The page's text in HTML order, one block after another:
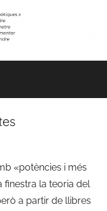
«potències i més
finestra la teoria del
a partir de llibres